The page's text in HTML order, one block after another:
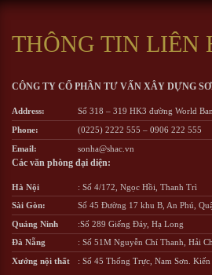
THÔNG TIN LIÊN
CÔNG TY CỔ PHẦN TƯ VẤN XÂY DỰNG
Address:
Số 318 – 319 HK3 đường World
Phone:
(0225) 2222 555 – 0906 222 555
Email:
sonha@shac.vn
Các văn phòng đại diện:
Hà Nội
: Số 4/172, Ngọc Hồi, Thanh Trì
Sài Gòn:
Số 45 Đường 17 khu B, An Phú,
Quảng Ninh
:Số 289 Giếng Đáy, Hạ Long
Đà Nẵng
: Số 51M Nguyễn Chí Thanh, Hải
Xưởng nội thất
: Số 45 Thống Trực, Nam Sơn. Kiến